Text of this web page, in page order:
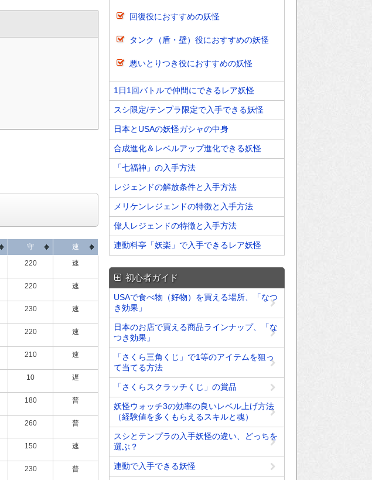
守
速
220 速
220 速
230 速
220 速
210 速
10 遅
180 普
260 普
150 速
230 普
回復役におすすめの妖怪
タンク（盾・壁）役におすすめの妖怪
悪いとりつき役におすすめの妖怪
1日1回バトルで仲間にできるレア妖怪
スシ限定/テンプラ限定で入手できる妖怪
日本とUSAの妖怪ガシャの中身
合成進化＆レベルアップ進化できる妖怪
「七福神」の入手方法
レジェンドの解放条件と入手方法
メリケンレジェンドの特徴と入手方法
偉人レジェンドの特徴と入手方法
連動料亭「妖楽」で入手できるレア妖怪
初心者ガイド
USAで食べ物（好物）を買える場所、「なつ
き効果」
日本のお店で買える商品ラインナップ、「な
つき効果」
「さくら三角くじ」で1等のアイテムを狙っ
て当てる方法
「さくらスクラッチくじ」の賞品
妖怪ウォッチ3の効率の良いレベル上げ方法
（経験値を多くもらえるスキルと魂）
スシとテンプラの入手妖怪の違い、どっちを
選ぶ？
連動で入手できる妖怪